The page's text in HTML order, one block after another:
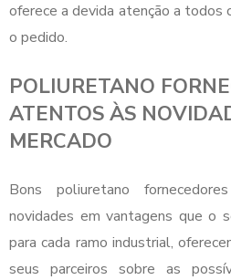
oferece a devida atenção a todos
o pedido.
POLIURETANO
ATENTOS ÀS
MERCADO
Bons poliuretano fornecedores
novidades em vantagens que o
para cada ramo industrial,
seus parceiros sobre as